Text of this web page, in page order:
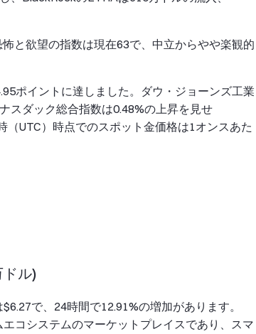
と欲望の指数は現在63で、中立からやや楽観的
ポイントに達しました。ダウ・ジョーンズ工業
スダック総合指数は0.48%の上昇を見せ
UTC）時点でのスポット金価格は1オンスあた
ル)
で、24時間で12.91%の増加があります。
コシステムのマーケットプレイスであり、スマ